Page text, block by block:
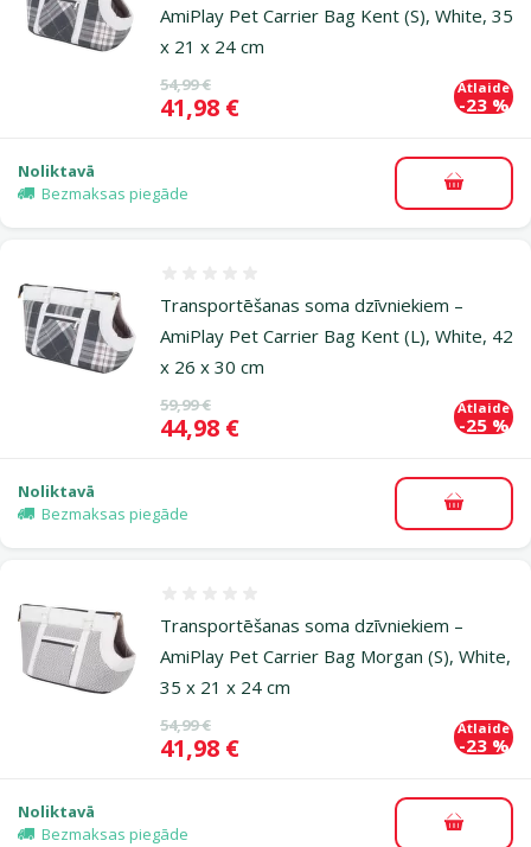
AmiPlay Pet Carrier Bag Kent (S), White, 35
x 21 x 24 cm
Oriģinālā cena
54,99 €
Cena
41,98 €
Atlaide
-23 %
Noliktavā
Bezmaksas piegāde
Transportēšanas soma dzīvniekiem –
AmiPlay Pet Carrier Bag Kent (L), White, 42
x 26 x 30 cm
Oriģinālā cena
59,99 €
Cena
44,98 €
Atlaide
-25 %
Noliktavā
Bezmaksas piegāde
Transportēšanas soma dzīvniekiem –
AmiPlay Pet Carrier Bag Morgan (S), White,
35 x 21 x 24 cm
Oriģinālā cena
54,99 €
Cena
41,98 €
Atlaide
-23 %
Noliktavā
Bezmaksas piegāde